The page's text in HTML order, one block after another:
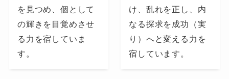
を見つめ、個として
の輝きを目覚めさせ
る力を宿していま
す。
け、乱れを正し、内
なる探求を成功（実
り）へと変える力を
宿しています。